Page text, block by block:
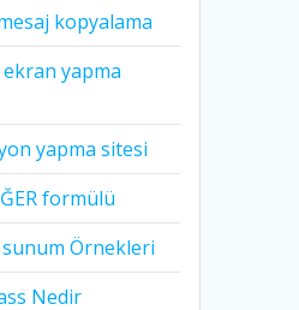
kopyalama
ekran yapma
yapma sitesi
formülü
sunum Örnekleri
Nedir